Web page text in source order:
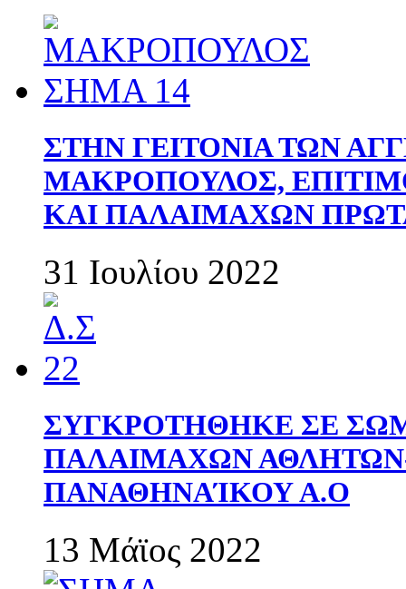
ΣΤΗΝ ΓΕΙΤΟΝΙΑ ΤΩΝ
ΜΑΚΡΟΠΟΥΛΟΣ,
ΚΑΙ ΠΑΛΑΙΜΑΧΩΝ
31 Ιουλίου 2022
ΣΥΓΚΡΟΤΗΘΗΚΕ ΣΕ
ΠΑΛΑΙΜΑΧΩΝ
ΠΑΝΑΘΗΝΑΊΚΟΥ Α.Ο
13 Μάϊος 2022